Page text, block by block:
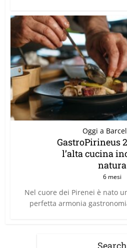
Oggi a
GastroPirineus
l’alta cucina
natura
6 mesi
Nel cuore dei Pirenei è nato
perfetta armonia